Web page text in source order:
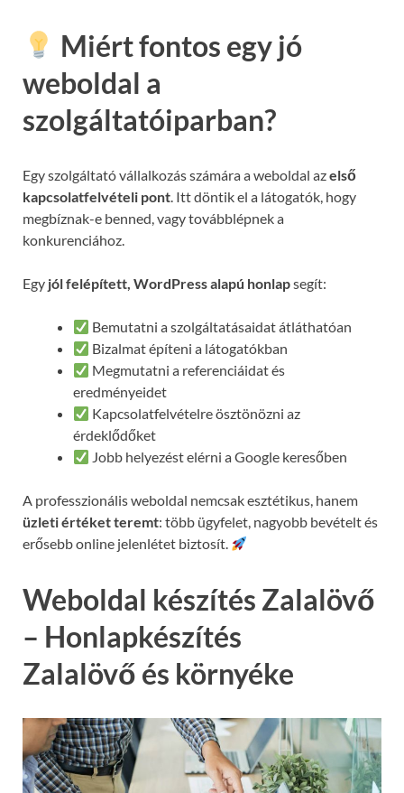
Miért fontos egy jó
weboldal a
szolgáltatóiparban?
Egy szolgáltató vállalkozás számára a weboldal azelső
kapcsolatfelvételi pont. Itt döntik el a látogatók, hogy
megbíznak-e benned, vagy továbblépnek a
konkurenciához.
Egy jól felépített, WordPress alapú honlapsegít:
Bemutatni a szolgáltatásaidat átláthatóan
Bizalmat építeni a látogatókban
Megmutatni a referenciáidat és
eredményeidet
Kapcsolatfelvételre ösztönözni az
érdeklődőket
Jobb helyezést elérni a Google keresőben
A professzionális weboldal nemcsak esztétikus, hanem
üzleti értéket teremt: több ügyfelet, nagyobb bevételt és
erősebb online jelenlétet biztosít.
Weboldal készítés Zalalövő
– Honlapkészítés
Zalalövő és környéke